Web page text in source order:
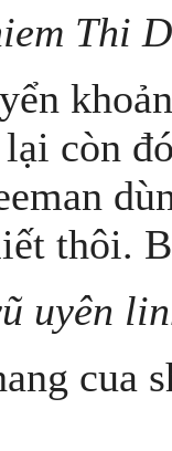
Thi
còn
thôi.
uyên
cua